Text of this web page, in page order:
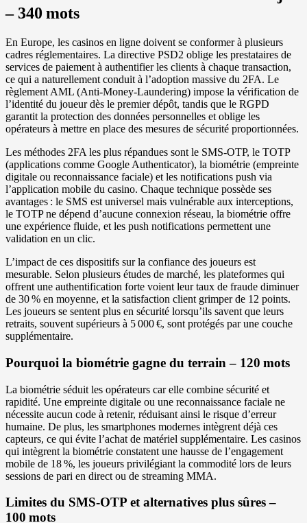
– 340 mots
En Europe, les casinos en ligne doivent se conformer à plusieurs
cadres réglementaires. La directive PSD2 oblige les prestataires de
services de paiement à authentifier les clients à chaque transaction,
ce qui a naturellement conduit à l’adoption massive du 2FA. Le
règlement AML (Anti‑Money‑Laundering) impose la vérification de
l’identité du joueur dès le premier dépôt, tandis que le RGPD
garantit la protection des données personnelles et oblige les
opérateurs à mettre en place des mesures de sécurité proportionnées.
Les méthodes 2FA les plus répandues sont le SMS‑OTP, le TOTP
(applications comme Google Authenticator), la biométrie (empreinte
digitale ou reconnaissance faciale) et les notifications push via
l’application mobile du casino. Chaque technique possède ses
avantages : le SMS est universel mais vulnérable aux interceptions,
le TOTP ne dépend d’aucune connexion réseau, la biométrie offre
une expérience fluide, et les push notifications permettent une
validation en un clic.
L’impact de ces dispositifs sur la confiance des joueurs est
mesurable. Selon plusieurs études de marché, les plateformes qui
offrent une authentification forte voient leur taux de fraude diminuer
de 30 % en moyenne, et la satisfaction client grimper de 12 points.
Les joueurs se sentent plus en sécurité lorsqu’ils savent que leurs
retraits, souvent supérieurs à 5 000 €, sont protégés par une couche
supplémentaire.
Pourquoi la biométrie gagne du terrain – 120 mots
La biométrie séduit les opérateurs car elle combine sécurité et
rapidité. Une empreinte digitale ou une reconnaissance faciale ne
nécessite aucun code à retenir, réduisant ainsi le risque d’erreur
humaine. De plus, les smartphones modernes intègrent déjà ces
capteurs, ce qui évite l’achat de matériel supplémentaire. Les casinos
qui intègrent la biométrie constatent une hausse de l’engagement
mobile de 18 %, les joueurs privilégiant la commodité lors de leurs
sessions de pari en direct ou de streaming MMA.
Limites du SMS‑OTP et alternatives plus sûres –
100 mots